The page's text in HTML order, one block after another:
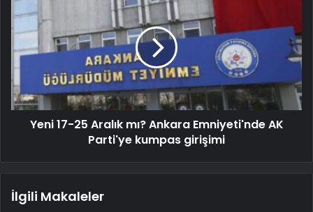
Yeni 17-25 Aralık mı? Ankara Emniyeti'nde AK
Parti'ye kumpas girişimi
İlgili Makaleler